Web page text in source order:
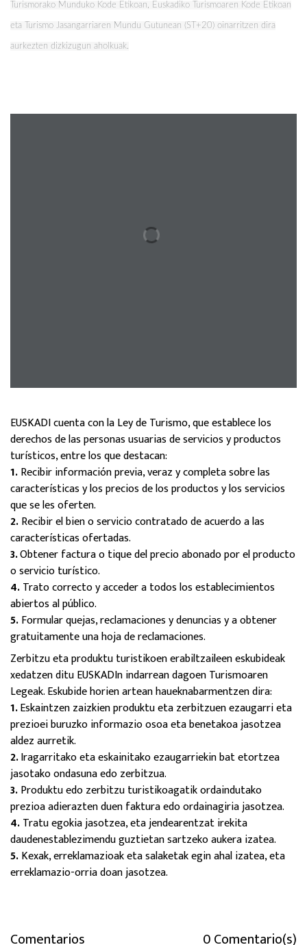
Turismorako Munduko Kode Etikoan, Euskadiko Turismoaren Kode Etikoan
eta Turismo Jasangarriaren Mundu Gutunean (ST+20) oinarritzen dira
aurkezten dizkizugun aholkuak.
EUSKADI cuenta con la Ley de Turismo, que establece los
derechos de las personas usuarias de servicios y productos
turísticos, entre los que destacan:
1.Recibir información previa, veraz y completa sobre las
características y los precios de los productos y los servicios
que se les oferten.
2.Recibir el bien o servicio contratado de acuerdo a las
características ofertadas.
3.Obtener factura o tique del precio abonado por el producto
o servicio turístico.
4.Trato correcto y acceder a todos los establecimientos
abiertos al público.
5.Formular quejas, reclamaciones y denuncias y a obtener
gratuitamente una hoja de reclamaciones.
Zerbitzu eta produktu turistikoen erabiltzaileen eskubideak
xedatzen ditu EUSKADIn indarrean dagoen Turismoaren
Legeak. Eskubide horien artean haueknabarmentzen dira:
1.Eskaintzen zaizkien produktu eta zerbitzuen ezaugarri eta
prezioei buruzko informazio osoa eta benetakoa jasotzea
aldez aurretik.
2.Iragarritako eta eskainitako ezaugarriekin bat etortzea
jasotako ondasuna edo zerbitzua.
3.Produktu edo zerbitzu turistikoagatik ordaindutako
prezioa adierazten duen faktura edo ordainagiria jasotzea.
4.Tratu egokia jasotzea, eta jendearentzat irekita
daudenestablezimendu guztietan sartzeko aukera izatea.
5.Kexak, erreklamazioak eta salaketak egin ahal izatea, eta
erreklamazio-orria doan jasotzea.
Comentarios 0 Comentario(s)